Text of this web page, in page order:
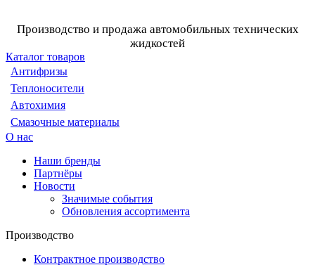
Производство и продажа автомобильных технических
жидкостей
Каталог товаров
Антифризы
Теплоносители
Автохимия
Смазочные материалы
О нас
Наши бренды
Партнёры
Новости
Значимые события
Обновления ассортимента
Производство
Контрактное производство